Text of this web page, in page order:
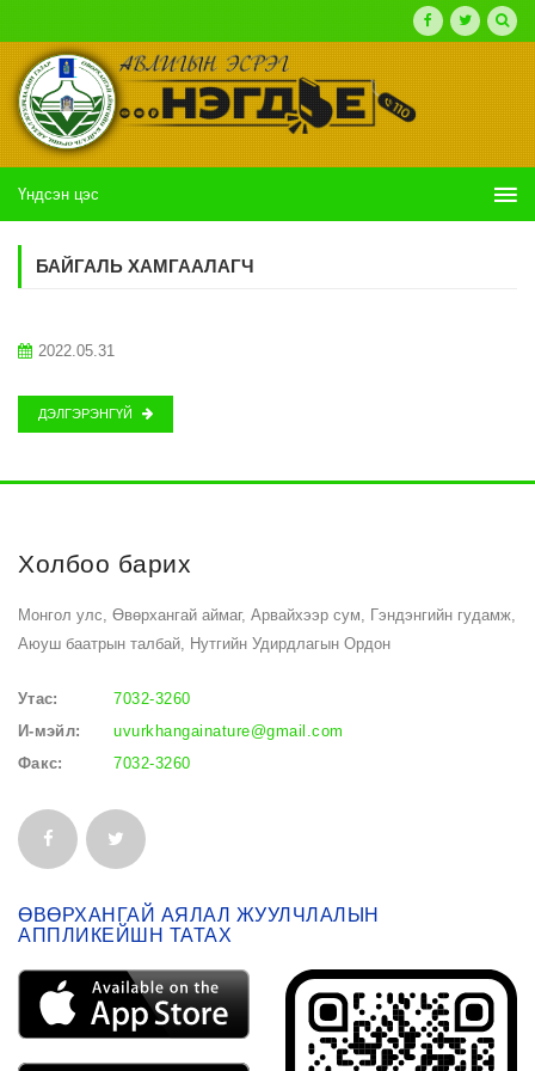
Үндсэн цэс
БАЙГАЛЬ ХАМГААЛАГЧ
2022.05.31
ДЭЛГЭРЭНГҮЙ
Холбоо барих
Монгол улс, Өвөрхангай аймаг, Арвайхээр сум, Гэндэнгийн гудамж,
Аюуш баатрын талбай, Нутгийн Удирдлагын Ордон
Утас:
7032-3260
И-мэйл:
uvurkhangainature@gmail.com
Факс:
7032-3260
ӨВӨРХАНГАЙ АЯЛАЛ ЖУУЛЧЛАЛЫН
АППЛИКЕЙШН ТАТАХ